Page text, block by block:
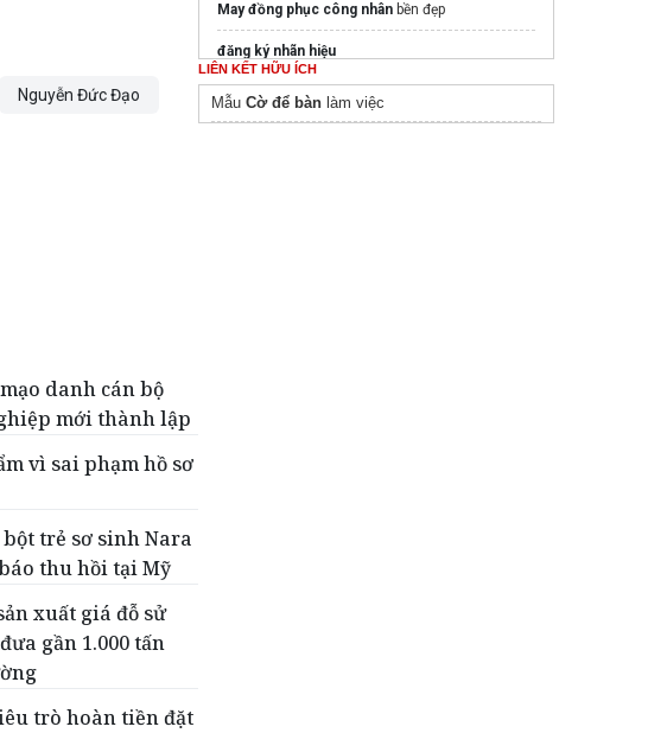
Nguyễn Đức Đạo
danh cán bộ
mới thành lập
vì sai phạm hồ sơ
trẻ sơ sinh Nara
thu hồi tại Mỹ
xuất giá đỗ sử
gần 1.000 tấn
trò hoàn tiền đặt
May đồng phục công nhân​ bền đẹp
đăng ký nhãn hiệu
Xưởng may may đồng phục học sinh
LIÊN KẾT HỮU ÍCH
Mẫu Cờ để bàn làm việc